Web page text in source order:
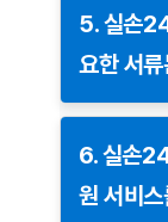
있으므로 방
보험금
류를 제
권장합니다.
데이터를 자
참여 병
이터를
미참여
5. 실손
요한 서
보험 청구를
6. 실손
원 서비